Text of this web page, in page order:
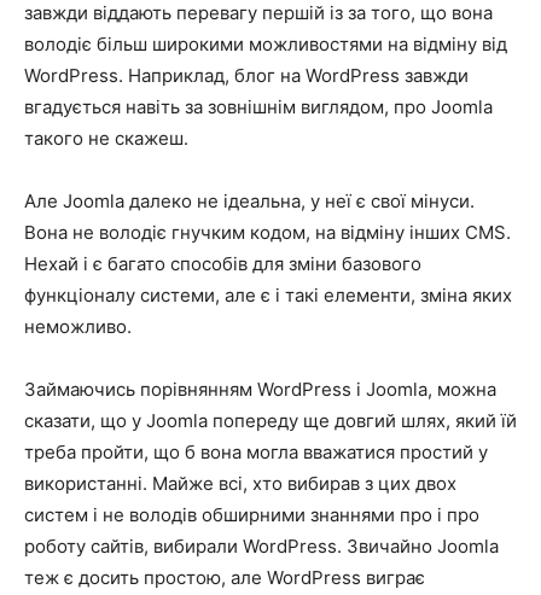
завжди віддають перевагу першій із за того, що вона
володіє більш широкими можливостями на відміну від
WordPress. Наприклад, блог на WordPress завжди
вгадується навіть за зовнішнім виглядом, про Joomla
такого не скажеш.
Але Joomla далеко не ідеальна, у неї є свої мінуси.
Вона не володіє гнучким кодом, на відміну інших CMS.
Нехай і є багато способів для зміни базового
функціоналу системи, але є і такі елементи, зміна яких
неможливо.
Займаючись порівнянням WordPress і Joomla, можна
сказати, що у Joomla попереду ще довгий шлях, який їй
треба пройти, що б вона могла вважатися простий у
використанні. Майже всі, хто вибирав з цих двох
систем і не володів обширними знаннями про і про
роботу сайтів, вибирали WordPress. Звичайно Joomla
теж є досить простою, але WordPress виграє